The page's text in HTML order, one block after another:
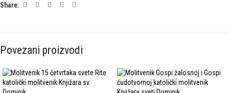
Share:
Povezani proizvodi